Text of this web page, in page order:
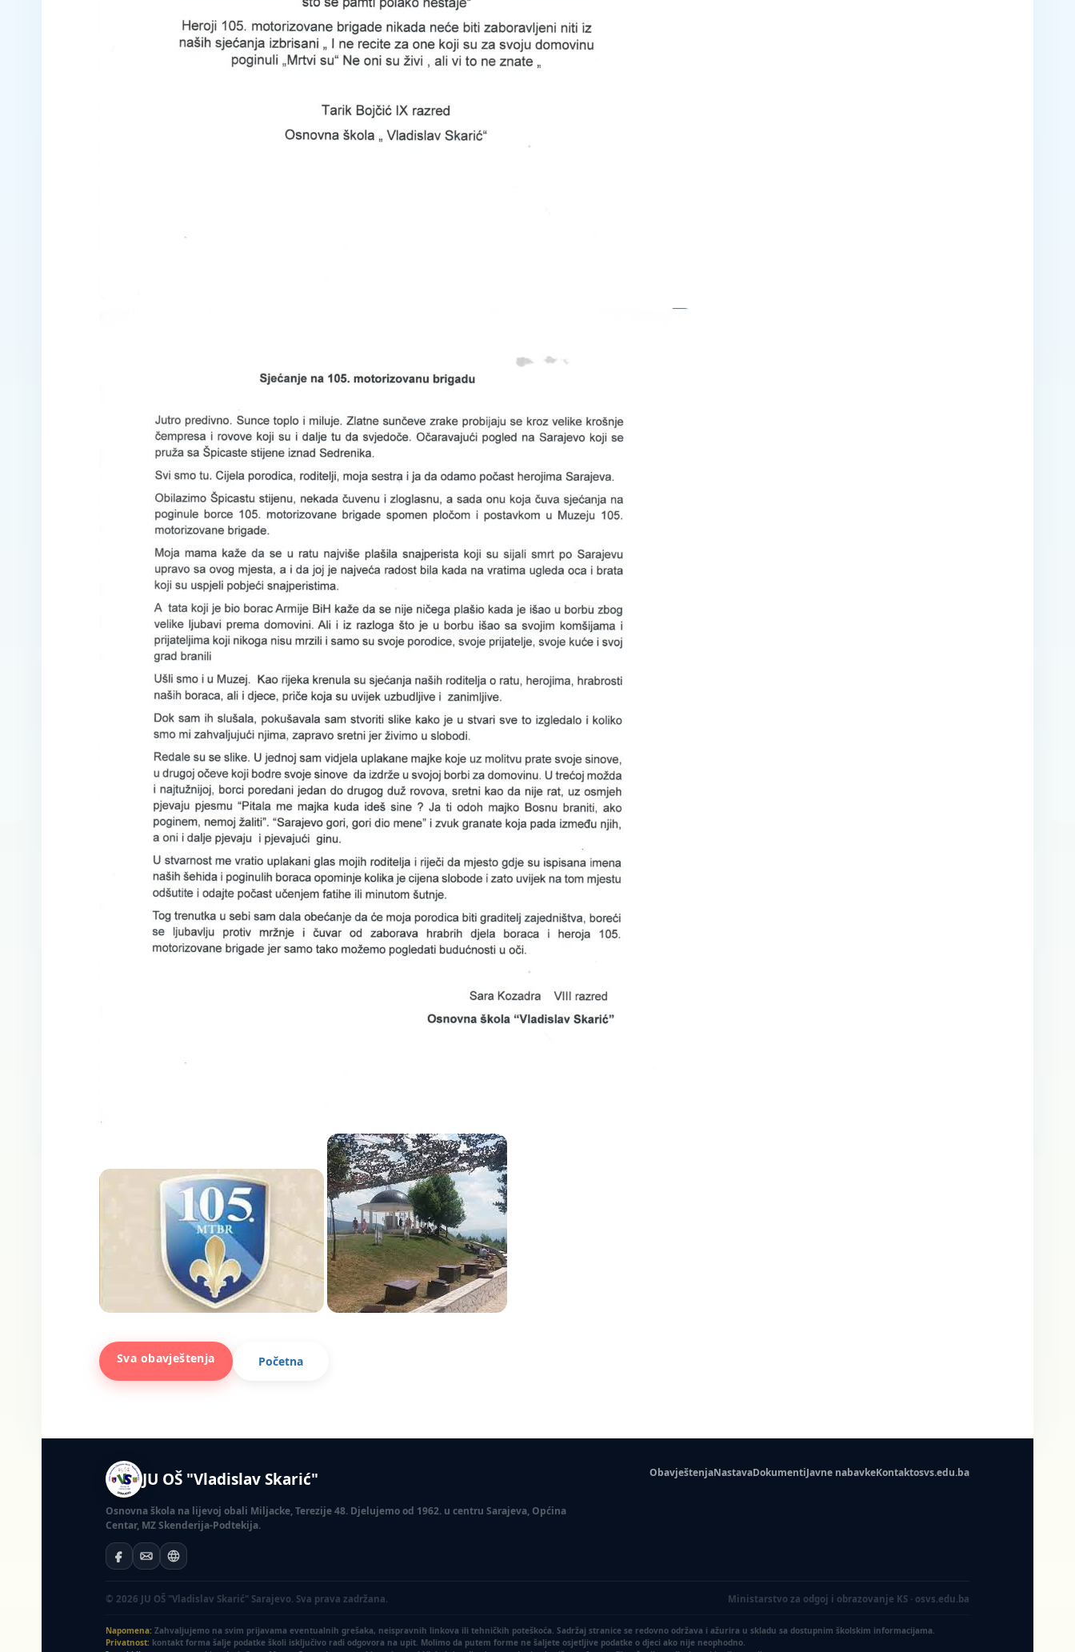
Sva obavještenja Početna
JU OŠ "Vladislav Skarić"
Osnovna škola na lijevoj obali Miljacke, Terezije 48. Djelujemo od 1962. u centru Sarajeva, Općina
Centar, MZ Skenderija-Podtekija.
ObavještenjaNastavaDokumentiJavne nabavkeKontaktosvs.edu.ba
© 2026 JU OŠ "Vladislav Skarić" Sarajevo. Sva prava zadržana. Ministarstvo za odgoj i obrazovanje KS · osvs.edu.ba
Napomena: Zahvaljujemo na svim prijavama eventualnih grešaka, neispravnih linkova ili tehničkih poteškoća. Sadržaj stranice se redovno održava i ažurira u skladu sa dostupnim školskim informacijama.
Privatnost: kontakt forma šalje podatke školi isključivo radi odgovora na upit. Molimo da putem forme ne šaljete osjetljive podatke o djeci ako nije neophodno.